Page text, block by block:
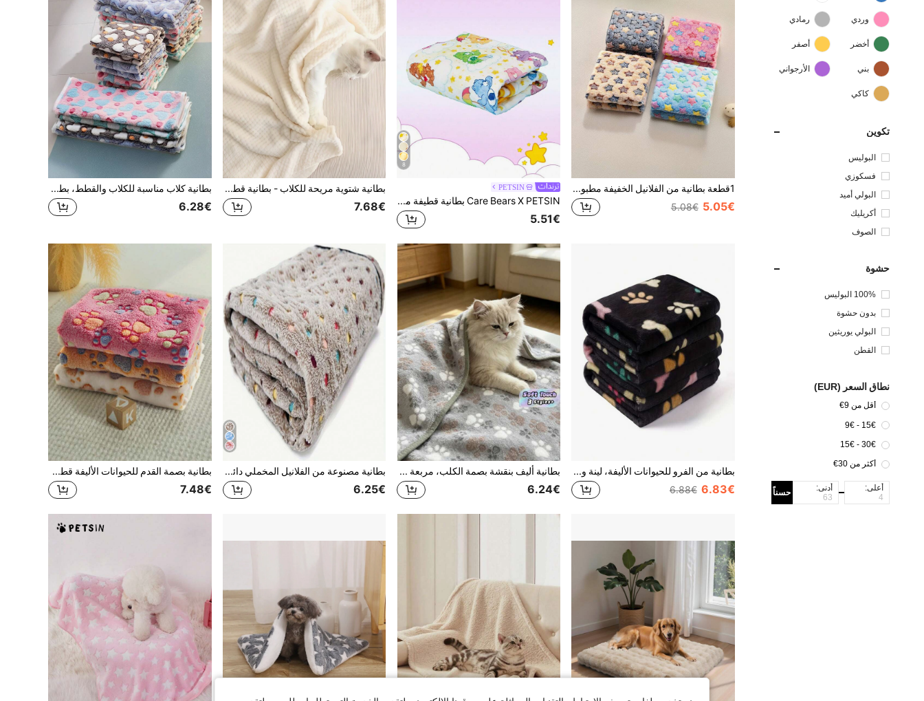
وردي رمادي
أخضر أصفر
بني الأرجواني
كاكي
تكوين
البوليس
فسكوزي
البولي أميد
أكريليك
الصوف
حشوة
100% البوليس
بدون حشوة
البولي يوريثين
القطن
نطاق السعر (EUR)
أقل من 9€
15€ - 9€
30€ - 15€
أكثر من 30€
أعلى: أدنى: حسناً
1قطعة بطانية من الفلانيل الخفيفة مطبوعة بالنجوم، بطانية ملائمة لجميع المواسم للقطط والكلاب
5.05€
5.08€
8
PETSIN
Care Bears X PETSIN بطانية قطيفة مطبوعة بنمط دب لحيوانات الأليفة القطط والكلاب، تصميم قابل للعكس ودافئ ومناسب لجميع الفصول، قابل للغسيل وصلب، مثالي لتغطية الأريكة وفرش السرير والاستخدام في السفر، هدية دافئة مثالية للكلاب والقطط الصغيرة والكبيرة
5.51€
بطانية شتوية مريحة للكلاب - بطانية قطيفة ناعمة للقفص والسرير والكوخ - وسادة كلب دافئة مانعة للانزلاق للكلاب الصغيرة والمتوسطة والكبيرة - بطانية سرير قطيفي قابل للعكس للخريف والشتاء - وسادة نوم للكلاب والقطط مقاومة للماء
7.68€
بطانية كلاب مناسبة للكلاب والقطط، بطانية سرير كلب برسومات حب جميلة، بطانية قطيفة ناعمة ودافئة للحيوانات الأليفة، رقيقة وعملية لجميع المواسم، مناسبة للكلاب صغيرة ومتوسطة الحجم والقطط المختلفة وغينيا
6.28€
بطانية من الفرو للحيوانات الأليفة، لينة وناعمة ذات وجهين فراء، حصيرة مناسبة للكلاب والقطط صغيرة/متوسطة/كبيرة الحجم
6.83€
6.88€
بطانية أليف بنقشة بصمة الكلب، مربعة التصميم، رقيقة ومريحة، مناسبة للحيوانات الأليفة الصغيرة والمتوسطة والكبيرة طوال العام، قطعة واحدة
6.24€
بطانية مصنوعة من الفلانيل المخملي دائرية الأزرق الدافئة لكلاب صغيرة/متوسطة/كبيرة، وربطة أريكة/سرير
6.25€
بطانية بصمة القدم للحيوانات الأليفة قطعة واحدة، مناسبة للقطط والكلاب الصغيرة/المتوسطة، حصيرة نوم من الفليس المرجاني الرقيق، لجميع المواسم
7.48€